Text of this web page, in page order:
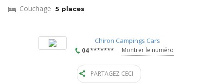
Couchage 5 places
Chiron Campings Cars
04 *******
Montrer le numéro
PARTAGEZ CECI